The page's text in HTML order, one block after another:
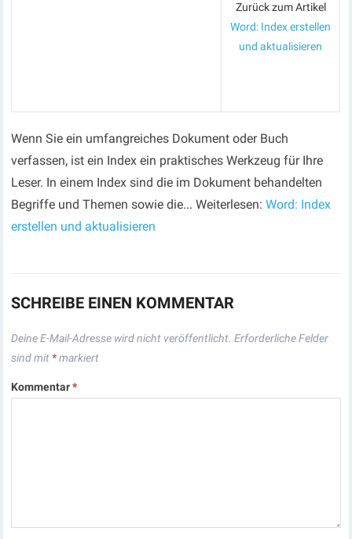
Zurück zum Artikel
Word: Index erstellen
und aktualisieren
Wenn Sie ein umfangreiches Dokument oder Buch
verfassen, ist ein Index ein praktisches Werkzeug für Ihre
Leser. In einem Index sind die im Dokument behandelten
Begriffe und Themen sowie die... Weiterlesen:Word: Index
erstellen und aktualisieren
SCHREIBE EINEN KOMMENTAR
Deine E-Mail-Adresse wird nicht veröffentlicht. Erforderliche Felder
sind mit *markiert
Kommentar*